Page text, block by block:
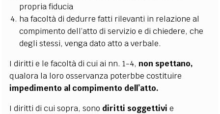
propria fiducia
ha facoltà di dedurre fatti rilevanti in relazione al
compimento dell’atto di servizio e di chiedere, che
degli stessi, venga dato atto a verbale.
I diritti e le facoltà di cui ai nn. 1-4, non spettano,
qualora la loro osservanza poterbbe costituire
impedimento al compimento dell’atto.
I diritti di cui sopra, sono diritti soggettivi e